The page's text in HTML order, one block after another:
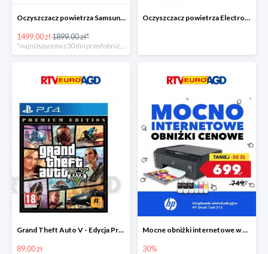
Oczyszczacz powietrza Samsung AX60R5080WD/EU -400zł!
1499.00 zł1899.00 zł*
*najniższa cena z 30 dni przed obniżką
Oczyszczacz powietrza Electrolux Pure A9 PA91-604GY -300zł
Grand Theft Auto V - Edycja Premium PS4 taniej o 50zł
89.00 zł
Mocne obniżki internetowe w EURO RTV AGD
30%